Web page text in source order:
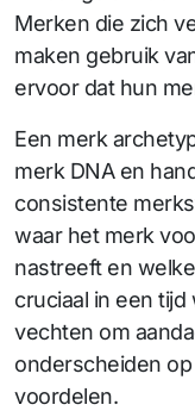
Merken die zich
maken gebruik
ervoor dat hun
Een merk
merk DNA en
consistente
waar het merk
nastreeft en
cruciaal in een
vechten om
onderscheiden
voordelen.